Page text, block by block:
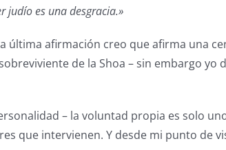
judío es una desgracia.»
última afirmación creo que afirma una
de la Shoa – sin embargo
– la voluntad propia es solo
que intervienen. Y desde mi punto de